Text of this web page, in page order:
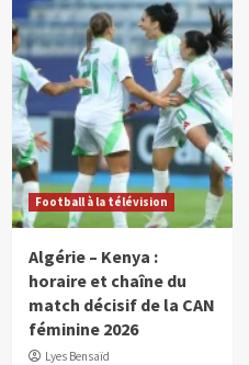
Football à la télévision
Algérie – Kenya :
horaire et chaîne du
match décisif de la CAN
féminine 2026
Lyes Bensaïd